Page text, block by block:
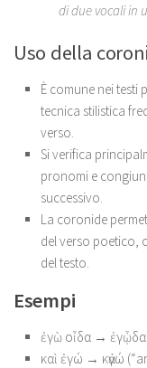
di due vocali in
Uso della
È comune nei testi
tecnica stilistica
verso.
Si verifica
pronomi e
successivo.
La coronide
del verso poetico,
del testo.
Esempi
ἐγὼ οἶδα → ἐγᾦδα
καὶ ἐγώ → κἀγώ